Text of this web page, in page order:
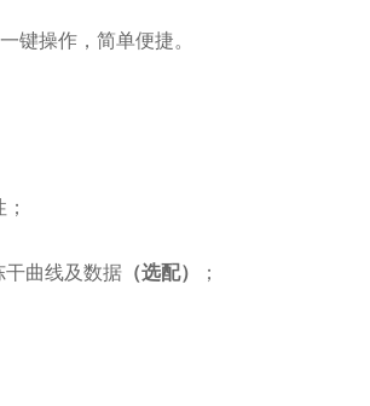
键操作，简单便捷。
干曲线及数据（选配）
；